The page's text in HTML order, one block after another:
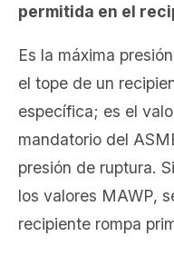
permitida en el
Es la máxima
el tope de un
específica; es el
mandatorio del
presión de ruptura.
los valores MAWP,
recipiente rompa